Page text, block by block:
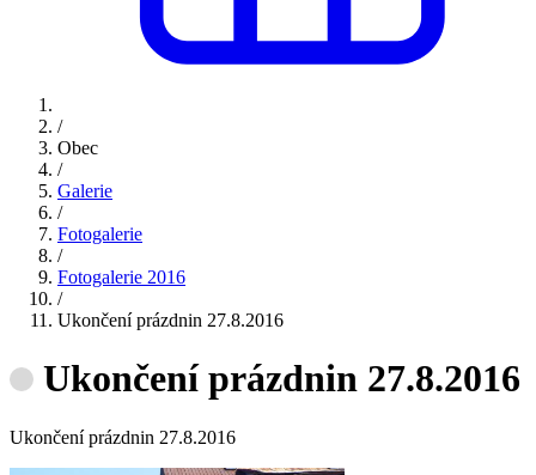
/
Obec
/
Galerie
/
Fotogalerie
/
Fotogalerie 2016
/
Ukončení prázdnin 27.8.2016
Ukončení prázdnin 27.8.2016
Ukončení prázdnin 27.8.2016